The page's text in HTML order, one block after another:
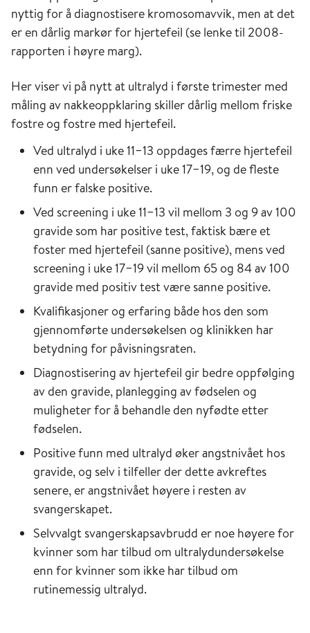
nyttig for å diagnostisere kromosomavvik, men at det
er en dårlig markør for hjertefeil (se lenke til 2008-
rapporten i høyre marg).
Her viser vi på nytt at ultralyd i første trimester med
måling av nakkeoppklaring skiller dårlig mellom friske
fostre og fostre med hjertefeil.
Ved ultralyd i uke 11−13 oppdages færre hjertefeil
enn ved undersøkelser i uke 17−19, og de fleste
funn er falske positive.
Ved screening i uke 11−13 vil mellom 3 og 9 av 100
gravide som har positive test, faktisk bære et
foster med hjertefeil (sanne positive), mens ved
screening i uke 17−19 vil mellom 65 og 84 av 100
gravide med positiv test være sanne positive.
Kvalifikasjoner og erfaring både hos den som
gjennomførte undersøkelsen og klinikken har
betydning for påvisningsraten.
Diagnostisering av hjertefeil gir bedre oppfølging
av den gravide, planlegging av fødselen og
muligheter for å behandle den nyfødte etter
fødselen.
Positive funn med ultralyd øker angstnivået hos
gravide, og selv i tilfeller der dette avkreftes
senere, er angstnivået høyere i resten av
svangerskapet.
Selvvalgt svangerskapsavbrudd er noe høyere for
kvinner som har tilbud om ultralydundersøkelse
enn for kvinner som ikke har tilbud om
rutinemessig ultralyd.